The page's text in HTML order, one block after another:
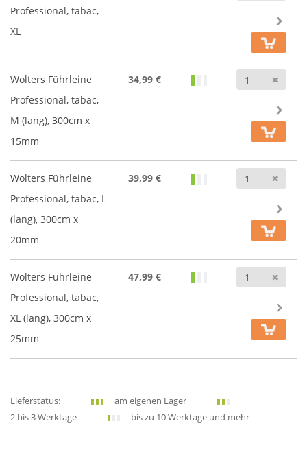
Professional, tabac,
XL
Wolters Führleine
Professional, tabac,
M (lang), 300cm x
15mm
34,99 €
Wolters Führleine
Professional, tabac, L
(lang), 300cm x
20mm
39,99 €
Wolters Führleine
Professional, tabac,
XL (lang), 300cm x
25mm
47,99 €
Lieferstatus:
am eigenen Lager
2 bis 3 Werktage
bis zu 10 Werktage und mehr